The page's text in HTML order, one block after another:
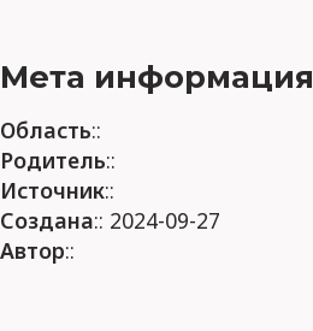
Мета информация
Область::
Родитель::
Источник::
Создана:: 2024-09-27
Автор::